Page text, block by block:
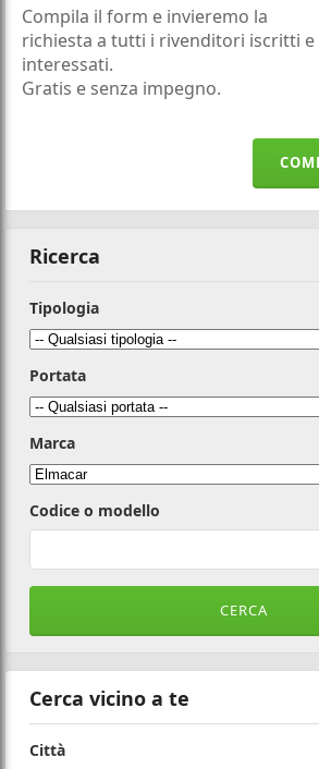
Compila il form e invieremo la
richiesta a tutti i rivenditori iscritti e
interessati.
Gratis e senza impegno.
Ricerca
Tipologia
Portata
Marca
Codice o modello
Cerca vicino a te
Città